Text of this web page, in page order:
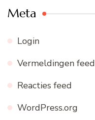
Meta
Login
Vermeldingen feed
Reacties feed
WordPress.org